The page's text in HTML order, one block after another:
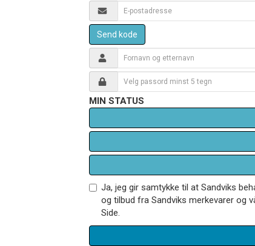
Send kode
MIN STATUS
Ja, jeg gir samtykke til at Sandviks
og tilbud fra Sandviks merkevarer og
Side.